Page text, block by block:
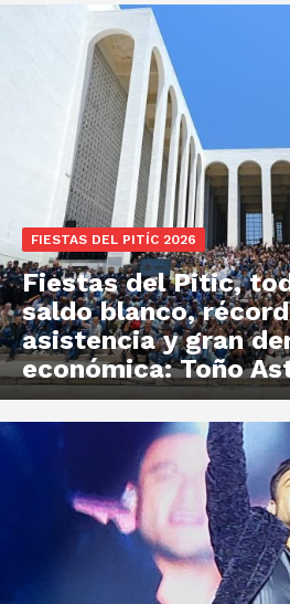
FIESTAS DEL PITÍC 2026
Fiestas del Pitic,
saldo blanco,
asistencia y gran
económica: Toño